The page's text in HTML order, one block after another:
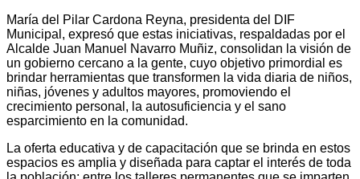
María del Pilar Cardona Reyna, presidenta del DIF
Municipal, expresó que estas iniciativas, respaldadas por el
Alcalde Juan Manuel Navarro Muñiz, consolidan la visión de
un gobierno cercano a la gente, cuyo objetivo primordial es
brindar herramientas que transformen la vida diaria de niños,
niñas, jóvenes y adultos mayores, promoviendo el
crecimiento personal, la autosuficiencia y el sano
esparcimiento en la comunidad.
La oferta educativa y de capacitación que se brinda en estos
espacios es amplia y diseñada para captar el interés de toda